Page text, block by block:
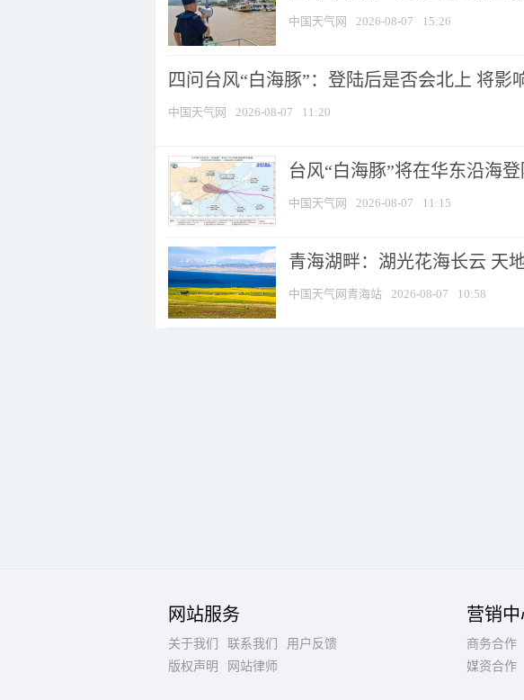
中国天气网 2026-08-07 15:26
四问台风“白海豚”：登陆后是否会北上 将影
中国天气网 2026-08-07 11:20
台风“白海豚”将在华东沿海
中国天气网 2026-08-07 11:15
青海湖畔：湖光花海长云 天
中国天气网青海站 2026-08-07 10:58
网站服务
关于我们 联系我们
用户反馈
版权声明
网站律师
营销
商务合作
媒资合作